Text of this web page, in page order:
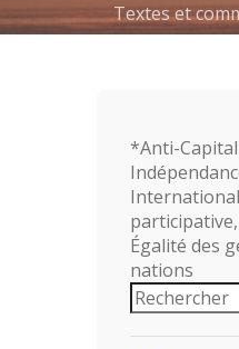
Textes et
*Anti-
Égalité des
nations